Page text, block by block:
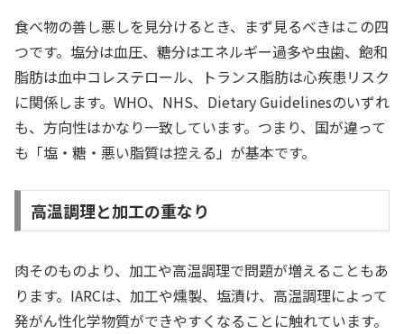
食べ物の善し悪しを見分けるとき、まず見るべきはこの四
つです。塩分は血圧、糖分はエネルギー過多や虫歯、飽和
脂肪は血中コレステロール、トランス脂肪は心疾患リスク
に関係します。WHO、NHS、Dietary Guidelinesのいずれ
も、方向性はかなり一致しています。つまり、国が違って
も「塩・糖・悪い脂質は控える」が基本です。
高温調理と加工の重なり
肉そのものより、加工や高温調理で問題が増えることもあ
ります。IARCは、加工や燻製、塩漬け、高温調理によって
発がん性化学物質ができやすくなることに触れています。